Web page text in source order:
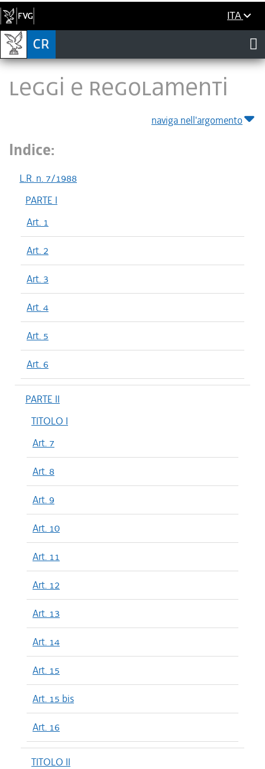
ITA
LEGGI E REGOLAMENTI
naviga nell'argomento
Indice:
L.R. n. 7/1988
PARTE I
Art. 1
Art. 2
Art. 3
Art. 4
Art. 5
Art. 6
PARTE II
TITOLO I
Art. 7
Art. 8
Art. 9
Art. 10
Art. 11
Art. 12
Art. 13
Art. 14
Art. 15
Art. 15 bis
Art. 16
TITOLO II